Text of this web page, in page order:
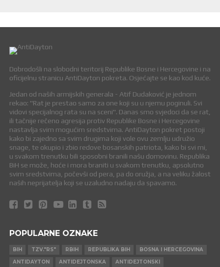
Dobrodošli na slobodni teritorij Republike Bosne i Hercegovine i na
oficijelnu stranicu AntiDayton pokreta. Osjećajte se kao kod kuće.
Jedan od naših armijskih generala - Atif Dudaković je jednom
rekao: "Rat je prestao samo za one koji su u njemu poginuli. Svi
vidovi specijalnog rata su na sceni". Danas smo svjedoci da se rat,
ili tačnije rečeno agresija protiv Republike Bosne i Hercegovine
nastavlja svim mogućim sredstvima. AntiDayton pokret postoji
kako bi zajedno sa svim drugima koji vole ovu zemlju udružio
snage, te okupio i zbio redove bosanskih patriota, kako bi svi mi,
u svakom trenutku bili sposobni branili našu domovinu. Republika
BiH se može, hoće i mora braniti u svakom trenutku, apsolutno
svim sredstvima, počevši od pera, pa do oružja, a na veliku žalost
naših neprijatelja koji se uzaludno nadaju da spavamo.
POPULARNE OZNAKE
BIH TZV."RS" RBIH REPUBLIKA BIH
BOSNA I HERCEGOVINA
ANTIDAYTON
ANTIDEJTONSKA
ANTIDEJTONSKI